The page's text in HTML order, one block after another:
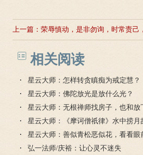
上一篇： 荣辱慎动，是非勿询，时常责己
相关阅读
星云大师：怎样转贪瞋痴为戒定慧？
星云大师：佛陀放光是放什么光？
星云大师：无根禅师找房子，也和放
星云大师：《摩诃僧祇律》水中捞月
达什么？
星云大师：善似青松恶似花，看看眼
意思
弘一法师/庆裕：让心灵不迷失